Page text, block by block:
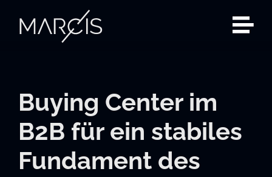
Inhalt
springen
Buying Center im
B2B für ein stabiles
Fundament des